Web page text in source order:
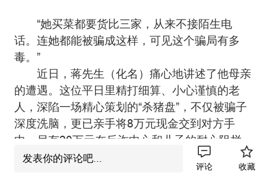
“她买菜都要货比三家，从来不接陌生电
话。连她都能被骗成这样，可见这个骗局有多
毒。”
近日，蒋先生（化名）痛心地讲述了他母亲
的遭遇。这位平日里精打细算、小心谨慎的老
人，深陷一场精心策划的“杀猪盘”，不仅被骗子
深度洗脑，更已亲手将8万元现金交到对方手
中，另有20万元在反诈中心和儿子的耐心阻拦
下才得以保住。
发表你的评论吧...
评论 收藏